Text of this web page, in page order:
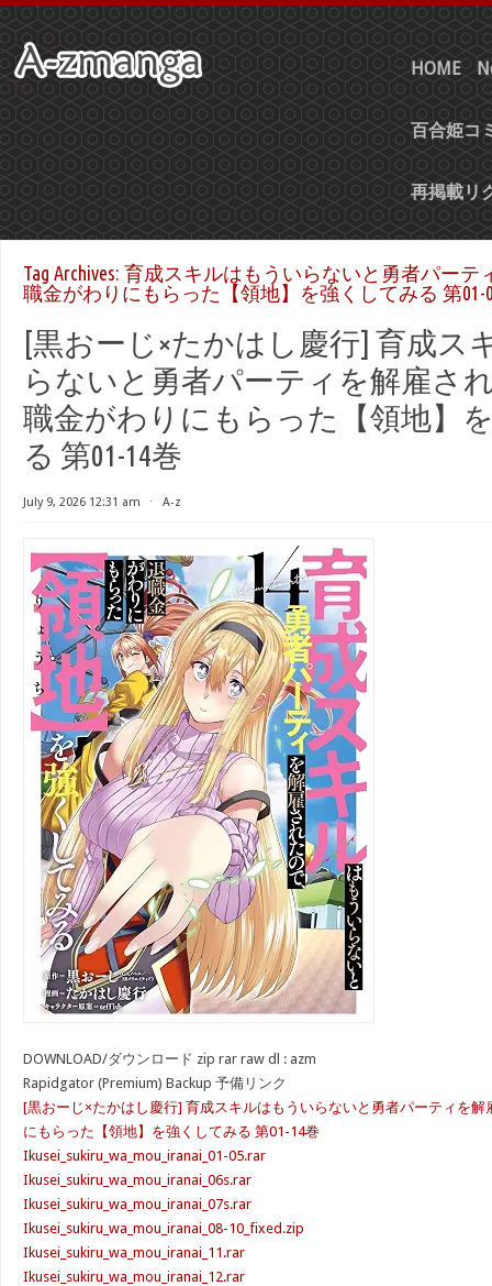
HOME
百合姫コ
再掲載リ
Tag Archives: 育成スキルはもういらないと勇者パーテ
職金がわりにもらった【領地】を強くしてみる 第01-
[黒おーじ×たかはし慶行] 育成ス
らないと勇者パーティを解雇さ
職金がわりにもらった【領地】
る 第01-14巻
July 9, 2026 12:31 am ⋅ A-z
DOWNLOAD/ダウンロード zip rar raw dl : azm
Rapidgator (Premium) Backup 予備リンク
[黒おーじ×たかはし慶行] 育成スキルはもういらないと勇者パーティを
にもらった【領地】を強くしてみる 第01-14巻
Ikusei_sukiru_wa_mou_iranai_01-05.rar
Ikusei_sukiru_wa_mou_iranai_06s.rar
Ikusei_sukiru_wa_mou_iranai_07s.rar
Ikusei_sukiru_wa_mou_iranai_08-10_fixed.zip
Ikusei_sukiru_wa_mou_iranai_11.rar
Ikusei_sukiru_wa_mou_iranai_12.rar